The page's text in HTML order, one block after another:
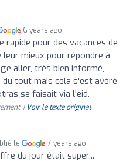
6 years ago
rapide pour des vacances de
mieux pour répondre à
aller, très bien informé,
tout mais cela s'est avéré
se faisait via l'eid.
| Voir le texte original
le 7 years ago
du jour était super...